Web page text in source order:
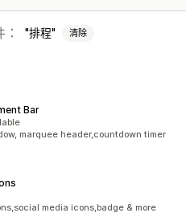
排程 清除
Bar
marquee header,countdown timer
media icons,badge & more